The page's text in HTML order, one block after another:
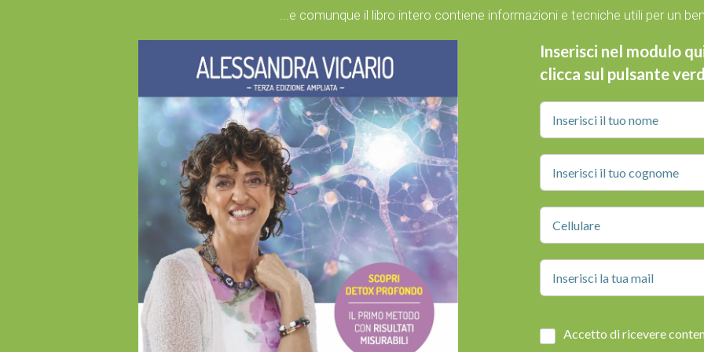
...e comunque il libro intero contiene informazioni e tecniche utili per un
Inserisci nel modulo
clicca sul pulsante
Accetto di ricevere